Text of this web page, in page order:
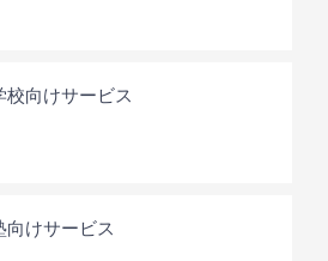
校向けサービス
向けサービス